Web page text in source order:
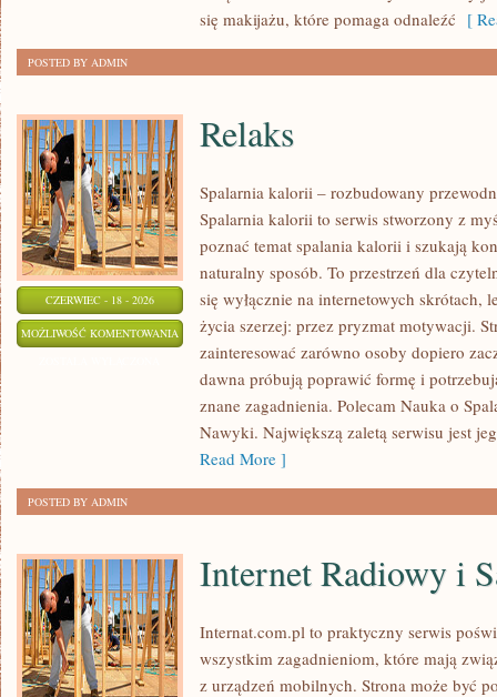
się makijażu, które pomaga odnaleźć [
POSTED BY ADMIN
CZERWIEC - 18 - 2026
MOŻLIWOŚĆ KOMENTOWANIA RELAKS
Relaks
Spalarnia kalorii – rozbudowany
Spalarnia kalorii to serwis stworzony z
poznać temat spalania kalorii i szukają
naturalny sposób. To przestrzeń dla
się wyłącznie na internetowych skrótach,
życia szerzej: przez pryzmat motywacji.
zainteresować zarówno osoby dopiero
dawna próbują poprawić formę i
znane zagadnienia. Polecam Nauka o
Nawyki. Największą zaletą serwisu jest
Read More ]
POSTED BY ADMIN
Internet Radiowy i
Internat.com.pl to praktyczny serwis
wszystkim zagadnieniom, które mają
z urządzeń mobilnych. Strona może być